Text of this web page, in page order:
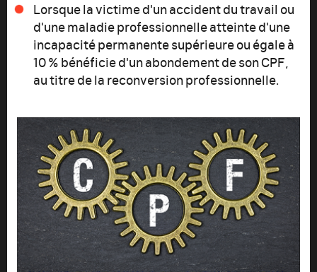
Lorsque la victime d'un accident du travail ou
d'une maladie professionnelle atteinte d'une
incapacité permanente supérieure ou égale à
10 % bénéficie d'un abondement de son CPF,
au titre de la reconversion professionnelle.